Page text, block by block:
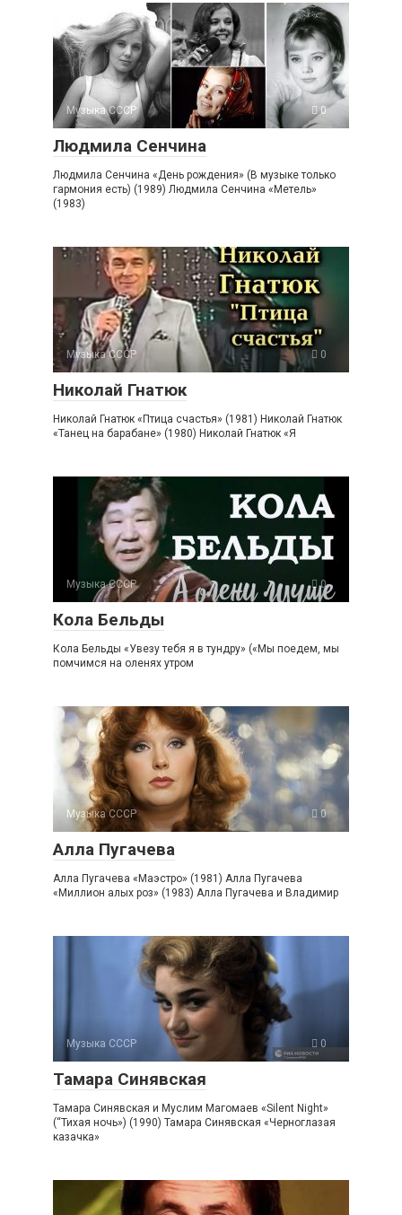
Музыка СССР 0
Людмила Сенчина
Людмила Сенчина «День рождения» (В музыке только
гармония есть) (1989) Людмила Сенчина «Метель»
(1983)
Музыка СССР 0
Николай Гнатюк
Николай Гнатюк «Птица счастья» (1981) Николай Гнатюк
«Танец на барабане» (1980) Николай Гнатюк «Я
Музыка СССР 0
Кола Бельды
Кола Бельды «Увезу тебя я в тундру» («Мы поедем, мы
помчимся на оленях утром
Музыка СССР 0
Алла Пугачева
Алла Пугачева «Маэстро» (1981) Алла Пугачева
«Миллион алых роз» (1983) Алла Пугачева и Владимир
Музыка СССР 0
Тамара Синявская
Тамара Синявская и Муслим Магомаев «Silent Night»
(“Тихая ночь») (1990) Тамара Синявская «Черноглазая
казачка»